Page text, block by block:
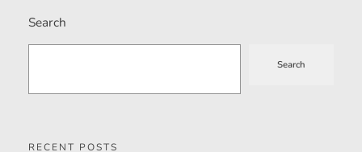
Search
Search
RECENT POSTS